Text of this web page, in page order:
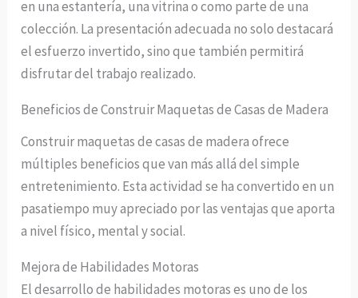
en una estantería, una vitrina o como parte de una
colección. La presentación adecuada no solo destacará
el esfuerzo invertido, sino que también permitirá
disfrutar del trabajo realizado.
Beneficios de Construir Maquetas de Casas de Madera
Construir maquetas de casas de madera ofrece
múltiples beneficios que van más allá del simple
entretenimiento. Esta actividad se ha convertido en un
pasatiempo muy apreciado por las ventajas que aporta
a nivel físico, mental y social.
Mejora de Habilidades Motoras
El desarrollo de habilidades motoras es uno de los